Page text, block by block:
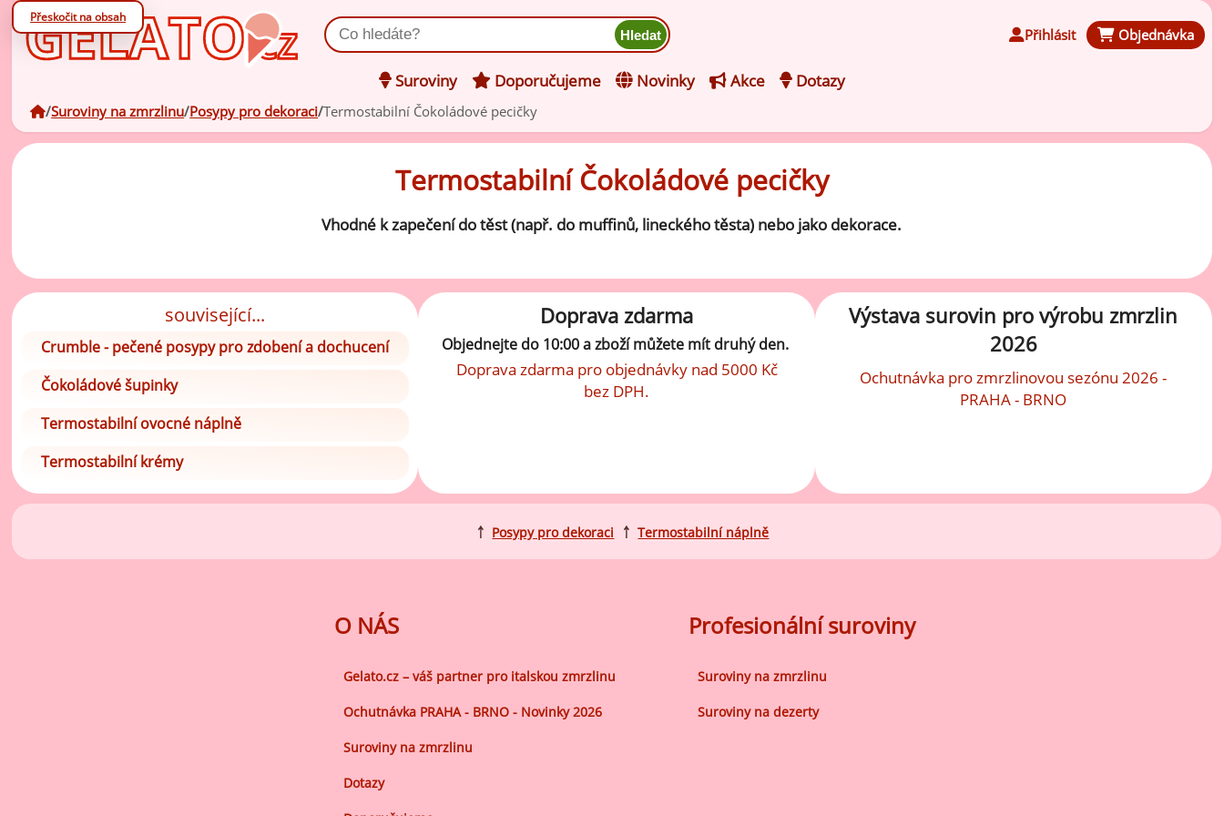
Přeskočit na obsah
úvodní stránka
Suroviny na zmrzlinu Posypy pro dekoraci Termostabilní Čokoládové pecičky
Suroviny
Ochucovací pasty do mléčného
základu
Lískooříškové ochucovací pasty
Mandlové ochucovací pasty
Pistáciové ochucovací pasty
Kokosové ochucovací pasty
Čokoládové ochucovací pasty
Karamelové ochucovací pasty
Kávové ochucovací pasty
základu
ovocné zmrzliny
Zmrzlinové základy pro výrobu
mléčné zmrzliny
Kompletní ochucené směsi pro
Ovocné pyré - 100% rozmixované
zralé ovoce
Doplňkové ingredience
Posypy pro dekoraci
Základy na dezerty
Pečení
Doporučujeme Novinky Akce Dotazy
Vyhledat produkt Přihlásit Objednávka
Termostabilní Čokoládové pecičky
Vhodné k zapečení do těst (např. do muffinů, lineckého těsta) nebo jako dekorace.
související...
Crumble - pečené posypy pro zdobení a dochucení
Čokoládové šupinky
Termostabilní ovocné náplně
Termostabilní krémy
Doprava zdarma
Objednejte do 10:00 a zboží můžete mít druhý den.
Doprava zdarma pro objednávky nad 5000 Kč
bez DPH.
Výstava surovin pro výrobu zmrzlin
2026
Ochutnávka pro zmrzlinovou sezónu 2026 -
PRAHA - BRNO
￪ Posypy pro dekoraci ￪ Termostabilní náplně
O NÁS
Gelato.cz – váš partner pro italskou zmrzlinu
Ochutnávka PRAHA - BRNO - Novinky 2026
Suroviny na zmrzlinu
Dotazy
Profesionální suroviny
Suroviny na zmrzlinu
Suroviny na dezerty